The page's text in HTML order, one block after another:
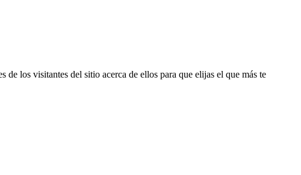
los visitantes del sitio acerca de ellos para que elijas el que más te